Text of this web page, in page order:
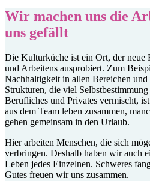
Wir machen uns die
uns gefällt
Die Kulturküche ist ein Ort, der neue
und Arbeitens ausprobiert. Zum
Nachhaltigkeit in allen Bereichen und
Strukturen, die viel
Berufliches und Privates vermischt,
aus dem Team leben zusammen,
gehen gemeinsam in den Urlaub.
Hier arbeiten Menschen, die sich
verbringen. Deshalb haben wir auch
Leben jedes Einzelnen. Schweres
Gutes freuen wir uns zusammen.